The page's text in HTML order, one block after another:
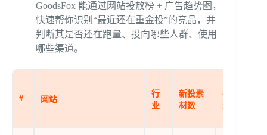
GoodsFox 能通过网站投放榜 + 广告趋势图，
快速帮你识别“最近还在重金投”的竞品，并
判断其是否还在跑量、投向哪些人群、使用
哪些渠道。
# 网站
行
业
新投素
材数
在投素材
数